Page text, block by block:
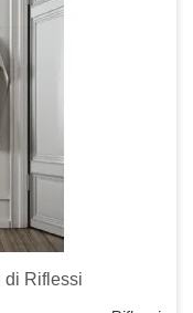
di Riflessi